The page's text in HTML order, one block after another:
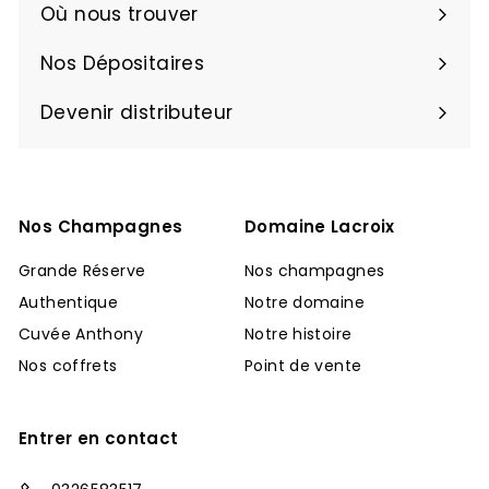
Où nous trouver
Nos Dépositaires
Devenir distributeur
Nos Champagnes
Grande Réserve
Authentique
Cuvée Anthony
Nos coffrets
Domaine Lacroix
Nos champagnes
Notre domaine
Notre histoire
Point de vente
Entrer en contact